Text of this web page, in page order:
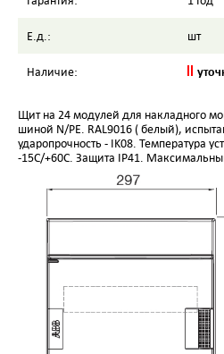
Е.д.: шт
Наличие:
Щит на 24 модулей для накладного
шиной N/PE. RAL9016 ( белый),
ударопрочность - IK08. Температура
-15C/+60C. Защита IP41.